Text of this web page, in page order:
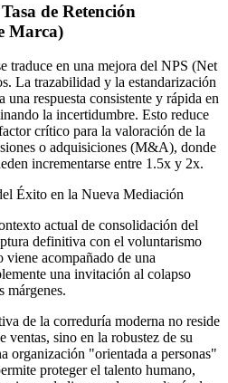
de Retención
Marca)
traduce en una mejora del NPS (Net
La trazabilidad y la estandarización
una respuesta consistente y rápida en
la incertidumbre. Esto reduce
crítico para la valoración de la
o adquisiciones (M&A), donde
incrementarse entre 1.5x y 2x.
Éxito en la Nueva Mediación
actual de consolidación del
definitiva con el voluntarismo
acompañado de una
una invitación al colapso
márgenes.
de la correduría moderna no reside
ventas, sino en la robustez de su
organización "orientada a personas"
proteger el talento humano,